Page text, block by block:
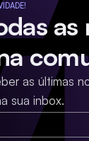
as
as últimas
sua inbox.